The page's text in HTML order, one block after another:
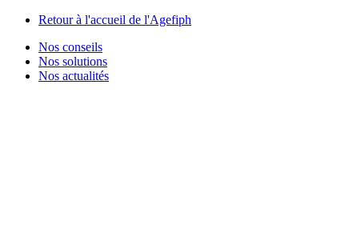
Retour à l'accueil de l'Agefiph
Nos conseils
Nos solutions
Nos actualités